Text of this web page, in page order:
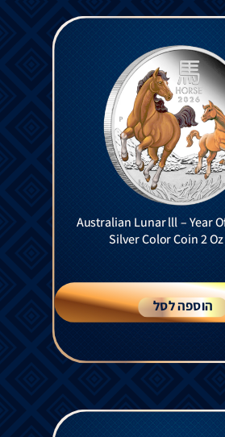
Australian Lunar lll – Year
Silver Color Coin 2
הוספה לסל